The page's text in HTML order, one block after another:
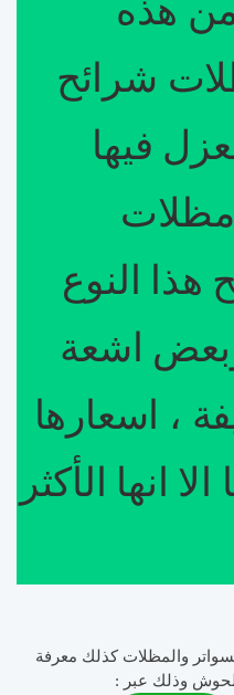
هذه
شرائح
فيها
مظلات
النوع
اشعة
، اسعارها
انها الأكثر
والمظلات كذلك معرفة
وذلك عبر :